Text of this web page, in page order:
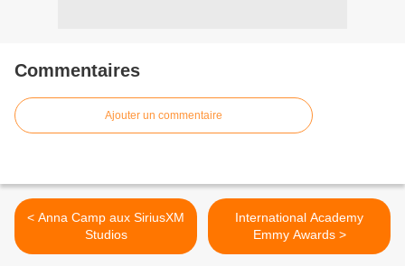
Commentaires
Ajouter un commentaire
< Anna Camp aux SiriusXM
Studios
International Academy
Emmy Awards >